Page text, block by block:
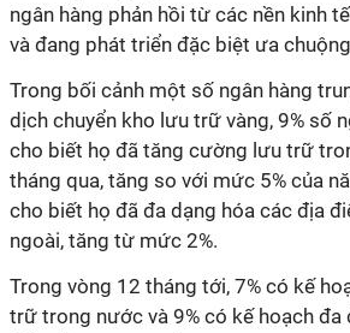
ngân hàng phản hồi từ các nền kinh
và đang phát triển đặc biệt ưa
Trong bối cảnh một số ngân hàng
dịch chuyển kho lưu trữ vàng, 9% số
cho biết họ đã tăng cường lưu trữ
tháng qua, tăng so với mức 5% của
cho biết họ đã đa dạng hóa các địa
ngoài, tăng từ mức 2%.
Trong vòng 12 tháng tới, 7% có kế
trữ trong nước và 9% có kế hoạch đa